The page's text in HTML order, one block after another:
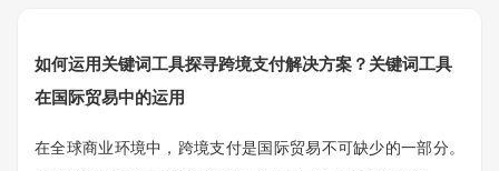
如何运用关键词工具探寻跨境支付解决方案？关键词工具
在国际贸易中的运用
在全球商业环境中，跨境支付是国际贸易不可缺少的一部分。